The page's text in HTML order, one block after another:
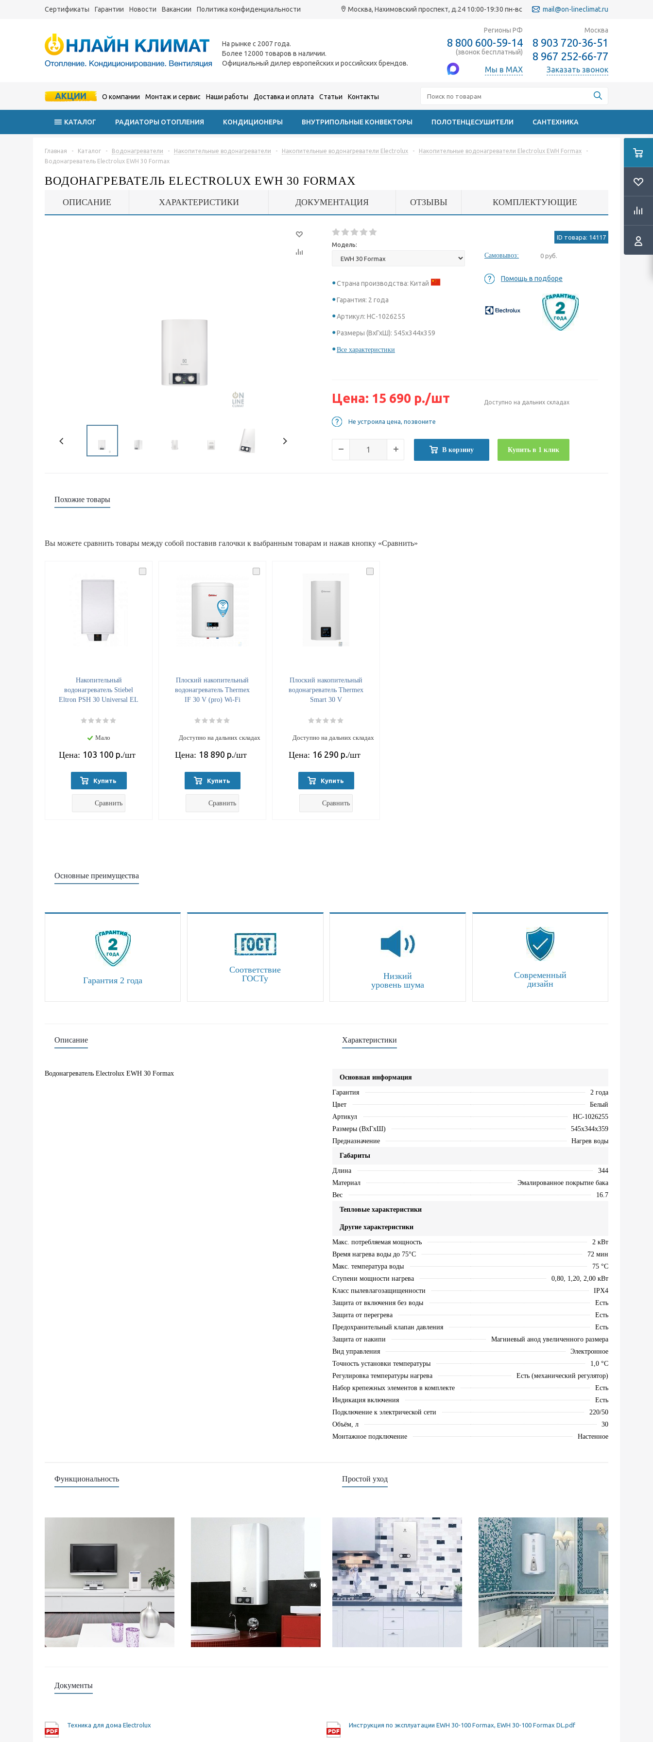
Сертификаты Гарантии Новости Вакансии Политика конфиденциальности Москва, Нахимовский проспект, д.24 10:00-19:30 пн-вс mail@on-lineclimat.ru
На рынке с 2007 года.
Более 12000 товаров в наличии.
Официальный дилер европейских и российских брендов.
Регионы РФ
8 800 600-59-14
(звонок бесплатный)
Мы в MAX
Москва
8 903 720-36-51
8 967 252-66-77
Заказать звонок
АКЦИИ О компании Монтаж и сервис Наши работы Доставка и оплата Статьи Контакты
КАТАЛОГ РАДИАТОРЫ ОТОПЛЕНИЯ КОНДИЦИОНЕРЫ ВНУТРИПОЛЬНЫЕ КОНВЕКТОРЫ ПОЛОТЕНЦЕСУШИТЕЛИ САНТЕХНИКА
Главная - Каталог - Водонагреватели - Накопительные водонагреватели - Накопительные водонагреватели Electrolux - Накопительные водонагреватели Electrolux EWH Formax
-
Водонагреватель Electrolux EWH 30 Formax
ВОДОНАГРЕВАТЕЛЬ ELECTROLUX EWH 30 FORMAX
ОПИСАНИЕ ХАРАКТЕРИСТИКИ ДОКУМЕНТАЦИЯ ОТЗЫВЫ КОМПЛЕКТУЮЩИЕ
Модель:
Страна производства: Китай
Гарантия: 2 года
Артикул: НС-1026255
Размеры (ВхГхШ): 545x344x359
Все характеристики
ID товара: 14117
Самовывоз: 0 руб.
Помощь в подборе
Цена: 15 690 р./шт Доступно на дальних складах
Не устроила цена, позвоните
В корзину Купить в 1 клик
Похожие товары
Вы можете сравнить товары между собой поставив галочки к выбранным товарам и нажав кнопку «Сравнить»
Накопительный
водонагреватель Stiebel
Eltron PSH 30 Universal EL
Мало
Цена: 103 100 р./шт
Купить
Сравнить
Плоский накопительный
водонагреватель Thermex
IF 30 V (pro) Wi-Fi
Доступно на дальних складах
Цена: 18 890 р./шт
Купить
Сравнить
Плоский накопительный
водонагреватель Thermex
Smart 30 V
Доступно на дальних складах
Цена: 16 290 р./шт
Купить
Сравнить
Основные преимущества
Гарантия 2 года
Соответствие
ГОСТу
Низкий
уровень шума
Современный
дизайн
Описание
Водонагреватель Electrolux EWH 30 Formax
Характеристики
Основная информация
Гарантия
2 года
Цвет
Белый
Артикул
НС-1026255
Размеры (ВхГхШ)
545x344x359
Предназначение
Нагрев воды
Габариты
Длина
344
Материал
Эмалированное покрытие бака
Вес
16.7
Тепловые характеристики
Другие характеристики
Макс. потребляемая мощность
2 кВт
Время нагрева воды до 75°С
72 мин
Макс. температура воды
75 °С
Ступени мощности нагрева
0,80, 1,20, 2,00 кВт
Класс пылевлагозащищенности
IPX4
Защита от включения без воды
Есть
Защита от перегрева
Есть
Предохранительный клапан давления
Есть
Защита от накипи
Магниевый анод увеличенного размера
Вид управления
Электронное
Точность установки температуры
1,0 °С
Регулировка температуры нагрева
Есть (механический регулятор)
Набор крепежных элементов в комплекте
Есть
Индикация включения
Есть
Подключение к электрической сети
220/50
Объём, л
30
Монтажное подключение
Настенное
Функциональность Простой уход
Документы
Техника для дома Electrolux Инструкция по эксплуатации EWH 30-100 Formax, EWH 30-100 Formax DL.pdf